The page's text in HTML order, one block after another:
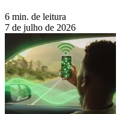
6 min. de leitura
7 de julho de 2026